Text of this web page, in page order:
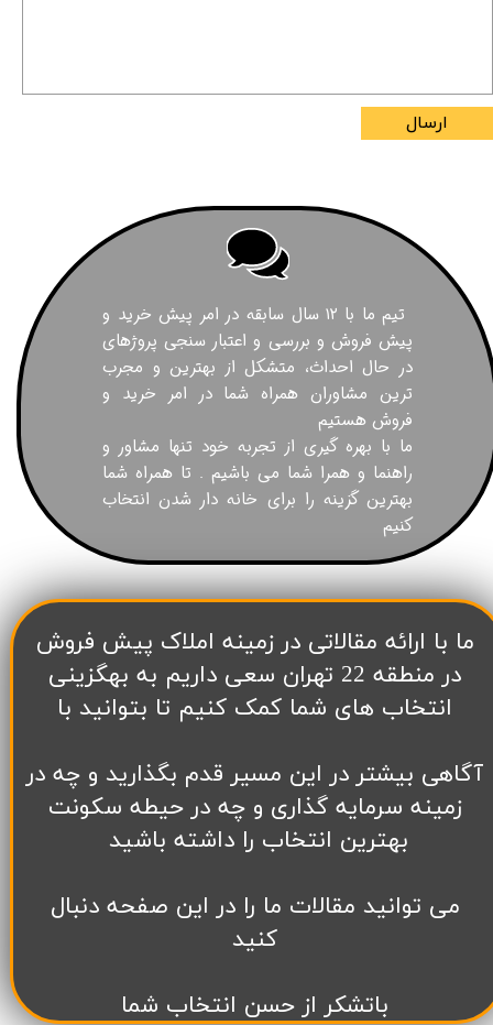
ارسال
تیم ما با ۱۲ سال سابقه در امر پیش خرید و
پیش فروش و بررسی و اعتبار سنجی پروژهای
در حال احداث، متشکل از بهترین و مجرب
ترین مشاوران همراه شما در امر خرید و
فروش هستیم
ما با بهره گیری از تجربه خود تنها مشاور و
راهنما و همرا شما می باشیم . تا همراه شما
بهترین گزینه را برای خانه دار شدن انتخاب
کنیم
​ما با ارائه مقالاتی در زمینه املاک پیش فروش
در منطقه 22 تهران سعی داریم به بهگزینی
انتخاب های شما کمک کنیم تا بتوانید با
آگاهی بیشتر در این مسیر قدم بگذارید و چه در
زمینه سرمایه گذاری و چه در حیطه سکونت
بهترین انتخاب را داشته باشید
می توانید مقالات ما را در این صفحه دنبال
کنید
باتشکر از حسن انتخاب شما